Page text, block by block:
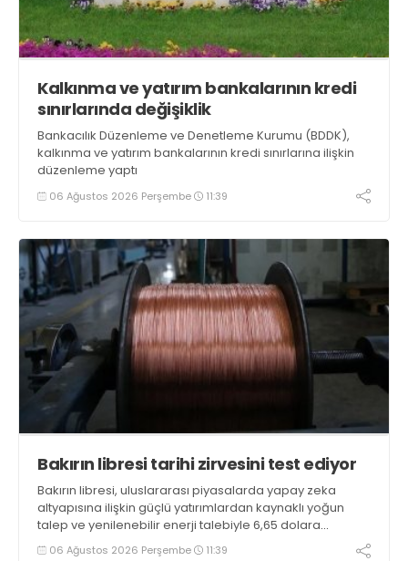
Kalkınma ve yatırım bankalarının kredi
sınırlarında değişiklik
Bankacılık Düzenleme ve Denetleme Kurumu (BDDK),
kalkınma ve yatırım bankalarının kredi sınırlarına ilişkin
düzenleme yaptı
06 Ağustos 2026 Perşembe 11:39
Bakırın libresi tarihi zirvesini test ediyor
Bakırın libresi, uluslararası piyasalarda yapay zeka
altyapısına ilişkin güçlü yatırımlardan kaynaklı yoğun
talep ve yenilenebilir enerji talebiyle 6,65 dolara
ulaşarak tarihi zirvesini test ediyor
06 Ağustos 2026 Perşembe 11:39